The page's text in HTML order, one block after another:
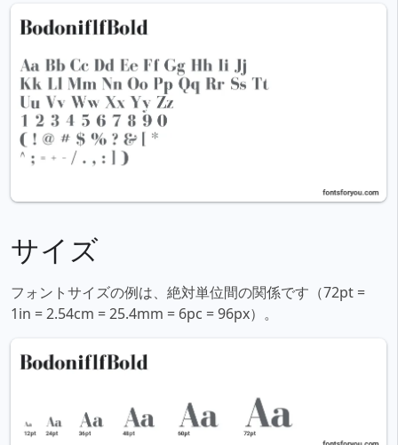
サイズ
フォントサイズの例は、絶対単位間の関係です（72pt =
1in = 2.54cm = 25.4mm = 6pc = 96px）。